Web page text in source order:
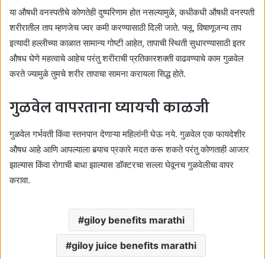
या औषधी वनस्पतीचे कोणतेही दुष्परिणाम होत नसल्यामुळे, कधीकधी औषधी वनस्पती
शरीरातील ताप म्हणजेच ज्वर कमी करण्यासाठी दिली जाते. फ्लू, विषाणूजन्य ताप
इत्यादी हल्लीच्या काळात सामान्य गोष्टी आहेत, तापाची स्थिती सुधारण्यासाठी इतर
औषध घेणे महत्वाचे आहेच परंतु शरीराची प्रतिकारशक्ती वाढवण्याचे काम गुळवेल
करते ज्यामुळे तुमचे शरीर तापाचा सामना करायला सिद्ध होते.
गुळवेल वापरताना घ्यायची काळजी
गुळवेल गर्भवती किंवा स्तनपान देणाऱ्या महिलांनी घेऊ नये. गुळवेल एक फायदेशीर
औषध आहे आणि आपल्याला बर्‍याच प्रकारे मदत करू शकते परंतु कोणताही आजार
झाल्यास किंवा रोगाची बाधा झाल्यास डॉक्टरचा सल्ला घेवूनच गुळवेलीचा वापर
करावा.
giloy benefits marathi
giloy juice benefits marathi